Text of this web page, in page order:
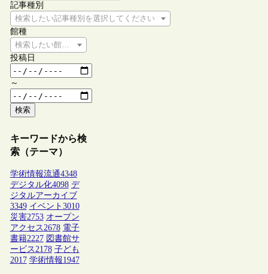
記事種別
検索したい記事種別を選択してください
館種
検索したい館種を選択してください
投稿日
～
検索
キーワードから検
索（テーマ）
学術情報流通4348
デジタル化4098 デ
ジタルアーカイブ
3349 イベント 3010
災害2753 オープン
アクセス 2678 電子
書籍2227 図書館サ
ービス 2178 子ども
2017 学術情報1947